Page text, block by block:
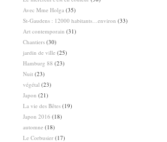
Avec Mme Holga (35)
St-Gaudens : 12000 habitants…environ (33)
Art contemporain (31)
Chantiers (30)
jardin de ville (25)
Hamburg 88 (23)
Nuit (23)
végétal (23)
Japon (21)
La vie des Bêtes (19)
Japon 2016 (18)
automne (18)
Le Corbusier (17)